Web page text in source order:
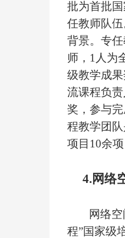
批为首批
任教师队
背景。专
师， 1 人为
级教学成
流课程负
奖，参与
程教学团
项目 10余
4.网络
网络
程”国家级